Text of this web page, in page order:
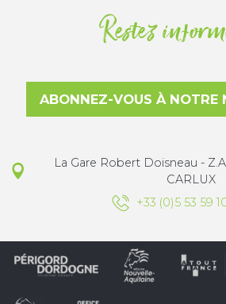
Restez
ABONNEZ-VOUS À NOTRE
La Gare Robert Doisneau -
CARLUX
+33 (0)5 53 59